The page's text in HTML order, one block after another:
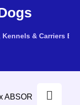
Kennels & Carriers
the image